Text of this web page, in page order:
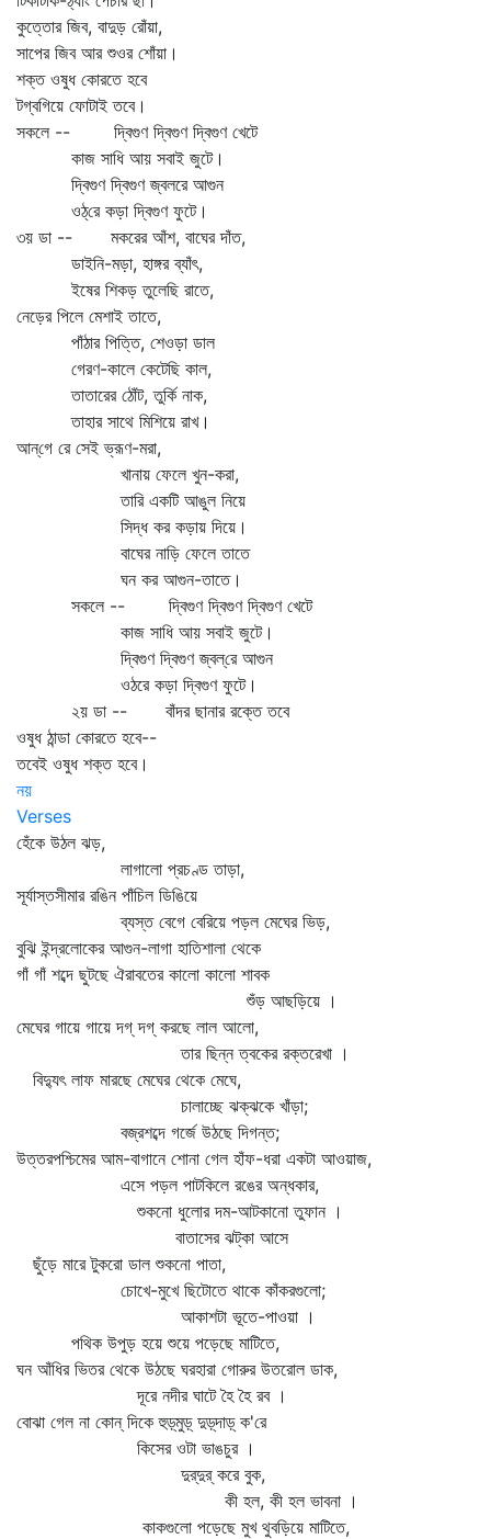
কুত্তোর জিব, বাদুড় রোঁয়া,
সাপের জিব আর শুওর শোঁয়া।
শক্ত ওষুধ কোরতে হবে
টগ্‌বগিয়ে ফোটাই তবে।
সকলে -- দ্বিগুণ দ্বিগুণ দ্বিগুণ খেটে
কাজ সাধি আয় সবাই জুটে।
দ্বিগুণ দ্বিগুণ জ্বলরে আগুন
ওঠ্‌রে কড়া দ্বিগুণ ফুটে।
৩য় ডা -- মকরের আঁশ, বাঘের দাঁত,
ডাইনি-মড়া, হাঙ্গর ব্যাঁৎ,
ইষের শিকড় তুলেছি রাতে,
নেড়ের পিলে মেশাই তাতে,
পাঁঠার পিত্তি, শেওড়া ডাল
গেরণ-কালে কেটেছি কাল,
তাতারের ঠোঁট, তুর্কি নাক,
তাহার সাথে মিশিয়ে রাখ।
আন্‌গে রে সেই ভ্রূণ-মরা,
খানায় ফেলে খুন-করা,
তারি একটি আঙুল নিয়ে
সিদ্ধ কর কড়ায় দিয়ে।
বাঘের নাড়ি ফেলে তাতে
ঘন কর আগুন-তাতে।
সকলে -- দ্বিগুণ দ্বিগুণ দ্বিগুণ খেটে
কাজ সাধি আয় সবাই জুটে।
দ্বিগুণ দ্বিগুণ জ্বল্‌রে আগুন
ওঠরে কড়া দ্বিগুণ ফুটে।
২য় ডা -- বাঁদর ছানার রক্তে তবে
ওষুধ ঠান্ডা কোরতে হবে--
তবেই ওষুধ শক্ত হবে।
নয়
Verses
হেঁকে উঠল ঝড়,
লাগালো প্রচণ্ড তাড়া,
সূর্যাস্তসীমার রঙিন পাঁচিল ডিঙিয়ে
ব্যস্ত বেগে বেরিয়ে পড়ল মেঘের ভিড়,
বুঝি ইন্দ্রলোকের আগুন-লাগা হাতিশালা থেকে
গাঁ গাঁ শব্দে ছুটছে ঐরাবতের কালো কালো শাবক
শুঁড় আছড়িয়ে ।
মেঘের গায়ে গায়ে দগ্‌ দগ্‌ করছে লাল আলো,
তার ছিন্ন ত্বকের রক্তরেখা ।
বিদ্যুৎ লাফ মারছে মেঘের থেকে মেঘে,
চালাচ্ছে ঝক্‌ঝকে খাঁড়া;
বজ্রশব্দে গর্জে উঠছে দিগন্ত;
উত্তরপশ্চিমের আম-বাগানে শোনা গেল হাঁফ-ধরা একটা আওয়াজ,
এসে পড়ল পাটকিলে রঙের অন্ধকার,
শুকনো ধুলোর দম-আটকানো তুফান ।
বাতাসের ঝট্‌কা আসে
ছুঁড়ে মারে টুকরো ডাল শুকনো পাতা,
চোখে-মুখে ছিটোতে থাকে কাঁকরগুলো;
আকাশটা ভূতে-পাওয়া ।
পথিক উপুড় হয়ে শুয়ে পড়েছে মাটিতে,
ঘন আঁধির ভিতর থেকে উঠছে ঘরহারা গোরুর উতরোল ডাক,
দূরে নদীর ঘাটে হৈ হৈ রব ।
বোঝা গেল না কোন্‌ দিকে হুড়্‌মুড়্‌ দুড়্‌দাড়্‌ ক'রে
কিসের ওটা ভাঙচুর ।
দুর্‌দুর্‌ করে বুক,
কী হল, কী হল ভাবনা ।
কাকগুলো পড়েছে মুখ থুবড়িয়ে মাটিতে,